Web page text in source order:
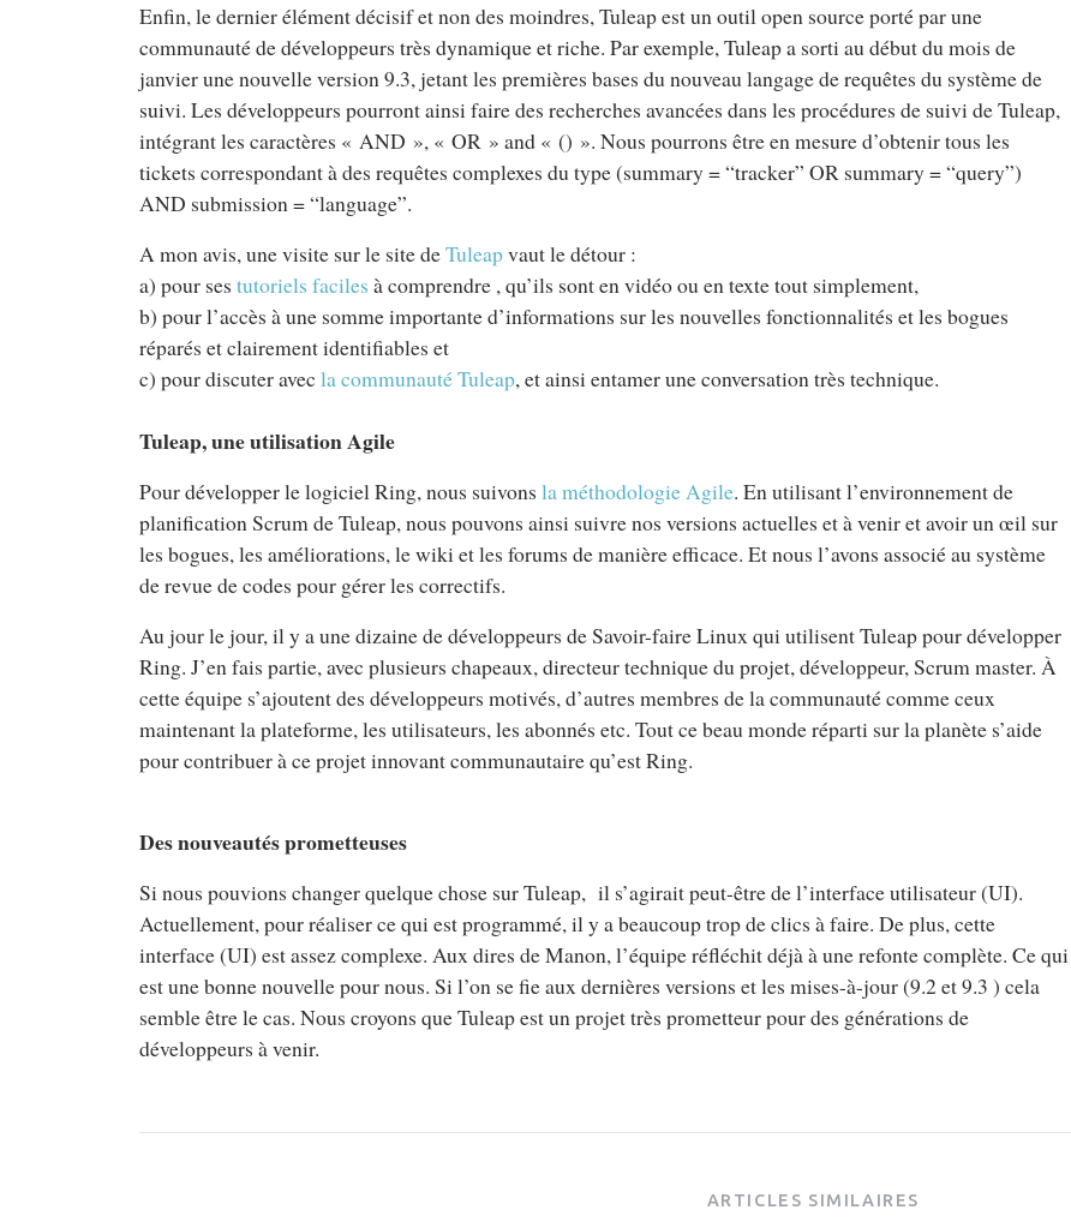
Enfin, le dernier élément décisif et non des moindres, Tuleap est un outil open source porté par une
communauté de développeurs très dynamique et riche. Par exemple, Tuleap a sorti au début du mois de
janvier une nouvelle version 9.3, jetant les premières bases du nouveau langage de requêtes du système de
suivi. Les développeurs pourront ainsi faire des recherches avancées dans les procédures de suivi de Tuleap,
intégrant les caractères « AND », « OR » and « () ». Nous pourrons être en mesure d’obtenir tous les
tickets correspondant à des requêtes complexes du type (summary = “tracker” OR summary = “query”)
AND submission = “language”.
A mon avis, une visite sur le site deTuleapvaut le détour :
a) pour sestutoriels faciles à comprendre , qu’ils sont en vidéo ou en texte tout simplement,
b) pour l’accès à une somme importante d’informations sur les nouvelles fonctionnalités et les bogues
réparés et clairement identifiables et
c) pour discuter avecla communauté Tuleap, et ainsi entamer une conversation très technique.
Tuleap, une utilisation Agile
Pour développer le logiciel Ring, nous suivonsla méthodologie Agile. En utilisant l’environnement de
planification Scrum de Tuleap, nous pouvons ainsi suivre nos versions actuelles et à venir et avoir un œil sur
les bogues, les améliorations, le wiki et les forums de manière efficace. Et nous l’avons associé au système
de revue de codes pour gérer les correctifs.
Au jour le jour, il y a une dizaine de développeurs de Savoir-faire Linux qui utilisent Tuleap pour développer
Ring. J’en fais partie, avec plusieurs chapeaux, directeur technique du projet, développeur, Scrum master. À
cette équipe s’ajoutent des développeurs motivés, d’autres membres de la communauté comme ceux
maintenant la plateforme, les utilisateurs, les abonnés etc. Tout ce beau monde réparti sur la planète s’aide
pour contribuer à ce projet innovant communautaire qu’est Ring.
Des nouveautés prometteuses
Si nous pouvions changer quelque chose sur Tuleap, il s’agirait peut-être de l’interface utilisateur (UI).
Actuellement, pour réaliser ce qui est programmé, il y a beaucoup trop de clics à faire. De plus, cette
interface (UI) est assez complexe. Aux dires de Manon, l’équipe réfléchit déjà à une refonte complète. Ce qui
est une bonne nouvelle pour nous. Si l’on se fie aux dernières versions et les mises-à-jour (9.2 et 9.3 ) cela
semble être le cas. Nous croyons que Tuleap est un projet très prometteur pour des générations de
développeurs à venir.
ARTICLES SIMILAIRES